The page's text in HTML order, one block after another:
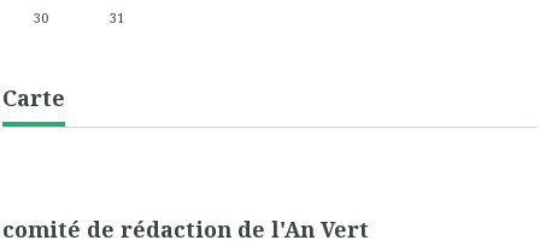
30
31
Carte
comité de rédaction de l'An Vert